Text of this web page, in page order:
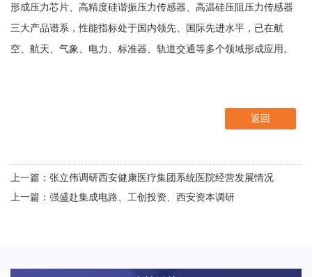
形成压力芯片、高精度硅谐振压力传感器、高温硅压阻压力传感器
三大产品谱系，性能指标处于国内领先、国际先进水平，已在航
空、航天、气象、电力、标准器、轨道交通等多个领域形成应用。
返回
上一篇：张立伟调研西安健康医疗集团系统医院经营发展情况
上一篇：强盛赴集成电路、工创投资、西安资本调研